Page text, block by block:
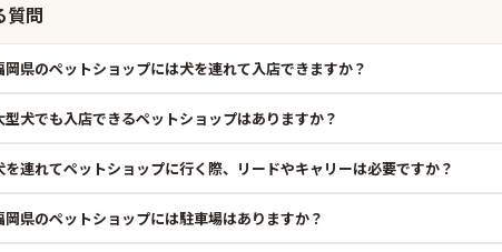
質問
岡県のペットショップには犬を連れて入店できますか？
型犬でも入店できるペットショップはありますか？
を連れてペットショップに行く際、リードやキャリーは必要ですか？
岡県のペットショップには駐車場はありますか？